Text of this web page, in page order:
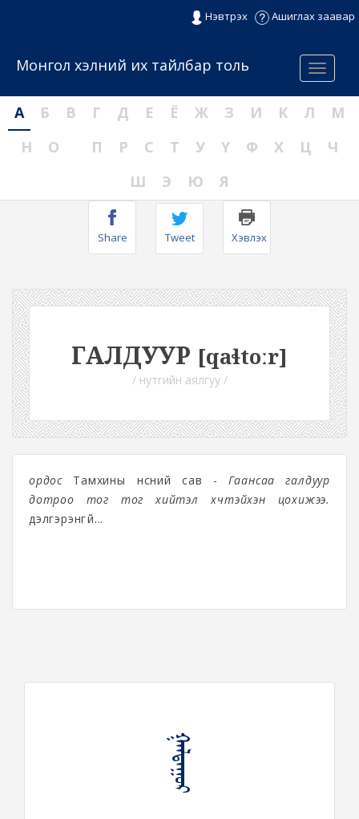
Нэвтрэх Ашиглах заавар
Menu
Монгол хэлний их тайлбар толь
А Б В Г Д Е Ё Ж З И К Л
М
Н
О П Р С Т У Ү Ф Х Ц
Ч
Ш
Э Ю Я
Share Tweet Хэвлэх
ГАЛДУУР [qaɬtoːr]
/ нутгийн аялгуу /
ордос Тамхины үнсний сав - Гаансаа галдуур
дотроо тог тог хийтэл хүчтэйхэн цохижээ.
дэлгэрэнгүй...
ᠭᠠᠯᠳᠠᠭᠤᠷ